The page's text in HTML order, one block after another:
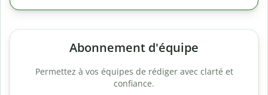
Abonnement d'équipe
Permettez à vos équipes de rédiger avec clarté et
confiance.